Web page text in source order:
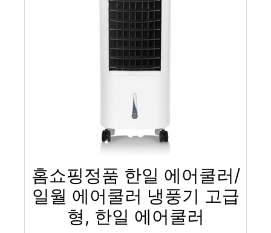
홈쇼핑정품 한일 에어쿨러/
일월 에어쿨러 냉풍기 고급
형, 한일 에어쿨러